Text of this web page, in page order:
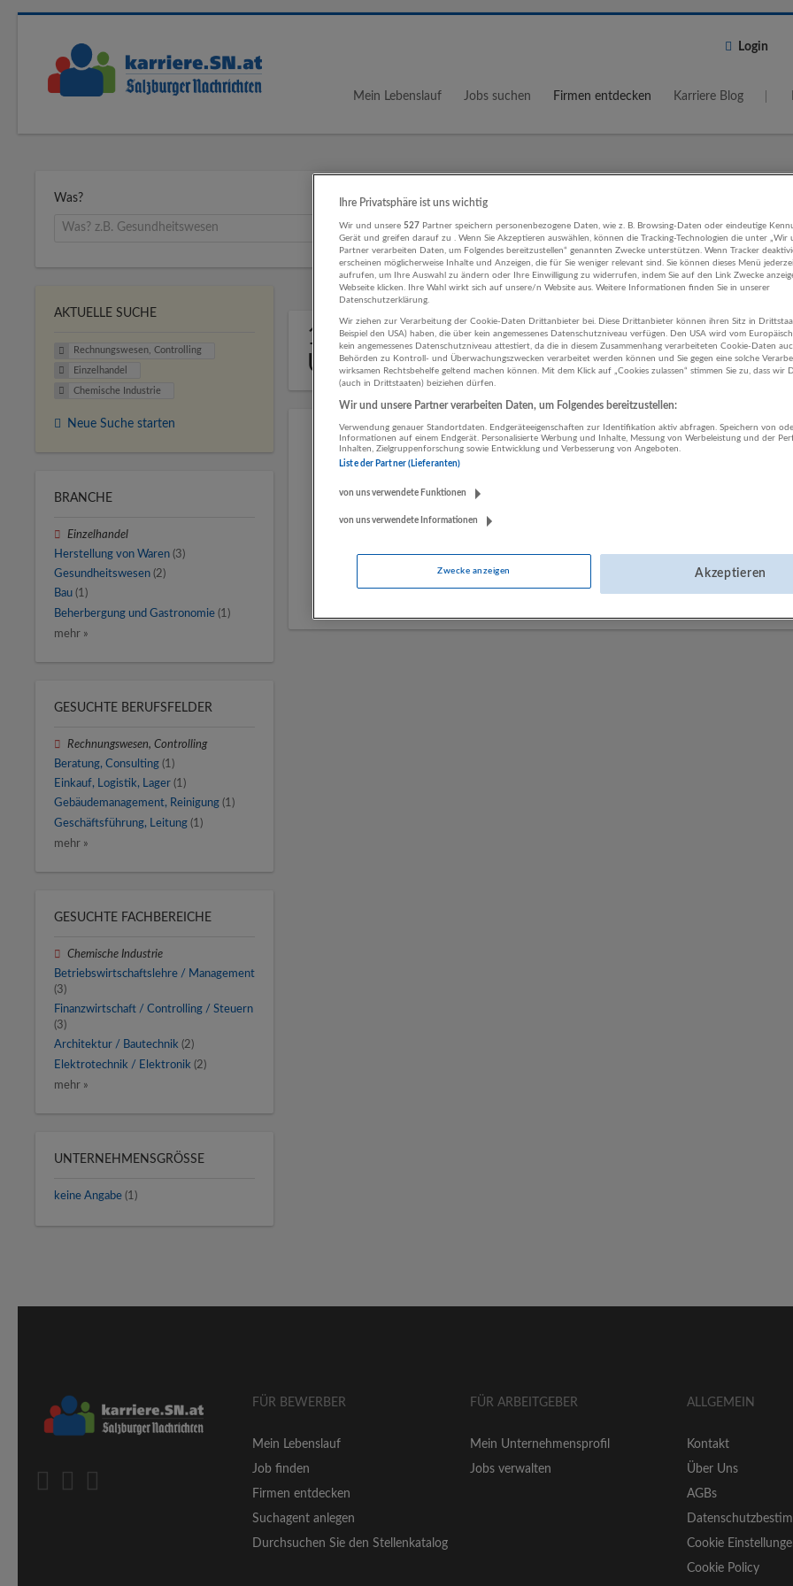
Login
Mein Lebenslauf Jobs suchen Firmen entdecken Karriere Blog
Was? Wo?
5 km
1 Rechnungswesen, Controlling
Unternehmen
LUGSTEIN CONSULTING
Bergheim bei Salzburg
Energieversorgung | Finanz- und Versicherungsleistungen |
Gesundheitswesen | Herstellung von Waren | IT-Dienstleistungen |
Öffentliche Verwaltung | Rechtsberatung und Wirtschaftsprüfung |
Sonstige Dienstleistungen | Sozialwesen | Verkehr | Verlagswesen |
AKTUELLE SUCHE
Rechnungswesen, Controlling
Einzelhandel
Chemische Industrie
Neue Suche starten
BRANCHE
Einzelhandel
Herstellung von Waren (3)
Gesundheitswesen (2)
Bau (1)
Beherbergung und Gastronomie (1)
mehr »
GESUCHTE BERUFSFELDER
Rechnungswesen, Controlling
Beratung, Consulting (1)
Einkauf, Logistik, Lager (1)
Gebäudemanagement, Reinigung (1)
Geschäftsführung, Leitung (1)
mehr »
GESUCHTE FACHBEREICHE
Chemische Industrie
Betriebswirtschaftslehre / Management
(3)
Finanzwirtschaft / Controlling / Steuern
(3)
Architektur / Bautechnik (2)
Elektrotechnik / Elektronik (2)
mehr »
UNTERNEHMENSGRÖSSE
keine Angabe (1)
FÜR BEWERBER
Mein Lebenslauf
Job finden
Firmen entdecken
Suchagent anlegen
Durchsuchen Sie den Stellenkatalog
FÜR ARBEITGEBER
Mein Unternehmensprofil
Jobs verwalten
ALLGEMEIN
Kontakt
Über Uns
AGBs
Cookie
Cookie Policy
Ihre Privatsphäre ist uns wichtig
Wir und unsere 527 Partner speichern personenbezogene Daten, wie z. B. Browsing-Daten oder eindeutige
Gerät und greifen darauf zu . Wenn Sie Akzeptieren auswählen, können die Tracking-Technologien die unter „Wir
Partner verarbeiten Daten, um Folgendes bereitzustellen“ genannten Zwecke unterstützen. Wenn Tracker
erscheinen möglicherweise Inhalte und Anzeigen, die für Sie weniger relevant sind. Sie können dieses Menü
aufrufen, um Ihre Auswahl zu ändern oder Ihre Einwilligung zu widerrufen, indem Sie auf den Link Zwecke
Webseite klicken. Ihre Wahl wirkt sich auf unsere/n Website aus. Weitere Informationen finden Sie in unserer
Datenschutzerklärung.
Wir ziehen zur Verarbeitung der Cookie-Daten Drittanbieter bei. Diese Drittanbieter können ihren Sitz in
Beispiel den USA) haben, die über kein angemessenes Datenschutzniveau verfügen. Den USA wird vom
kein angemessenes Datenschutzniveau attestiert, da die in diesem Zusammenhang verarbeiteten Cookie-Daten
Behörden zu Kontroll- und Überwachungszwecken verarbeitet werden können und Sie gegen eine solche
wirksamen Rechtsbehelfe geltend machen können. Mit dem Klick auf „Cookies zulassen“ stimmen Sie zu, dass wir
(auch in Drittstaaten) beiziehen dürfen.
Wir und unsere Partner verarbeiten Daten, um Folgendes bereitzustellen:
Verwendung genauer Standortdaten. Endgeräteeigenschaften zur Identifikation aktiv abfragen. Speichern von
Informationen auf einem Endgerät. Personalisierte Werbung und Inhalte, Messung von Werbeleistung und der
Inhalten, Zielgruppenforschung sowie Entwicklung und Verbesserung von Angeboten.
Liste der Partner (Lieferanten)
von uns verwendete Funktionen
von uns verwendete Informationen
Zwecke anzeigen Akzeptieren